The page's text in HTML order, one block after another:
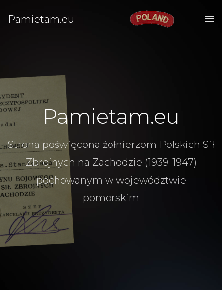
Pamietam.eu
Pamietam.eu
Strona poświęcona żołnierzom Polskich Sił
Zbrojnych na Zachodzie (1939-1947)
pochowanym w województwie
pomorskim